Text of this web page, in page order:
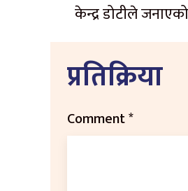
केन्द्र डोटीले
प्रतिक्रिया
Comment*